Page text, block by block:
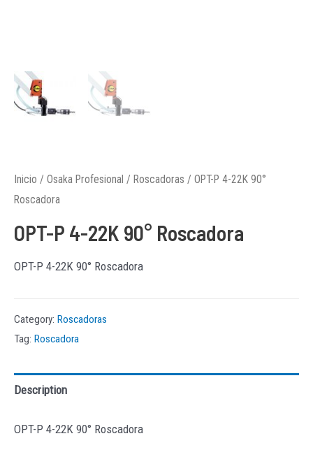
Inicio / Osaka Profesional / Roscadoras / OPT-P 4-22K 90°
Roscadora
OPT-P 4-22K 90° Roscadora
OPT-P 4-22K 90° Roscadora
Category: Roscadoras
Tag: Roscadora
Description
OPT-P 4-22K 90° Roscadora